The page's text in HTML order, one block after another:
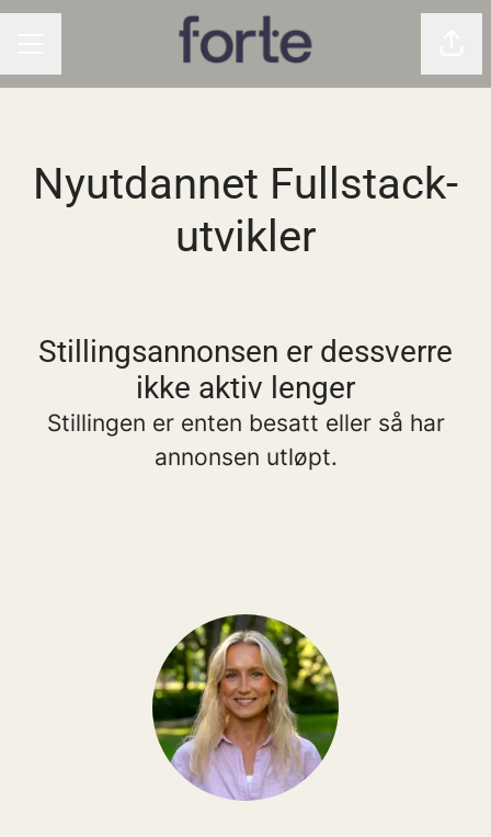
Nyutdannet Fullstack-
utvikler
Stillingsannonsen er dessverre
ikke aktiv lenger
Stillingen er enten besatt eller så har
annonsen utløpt.